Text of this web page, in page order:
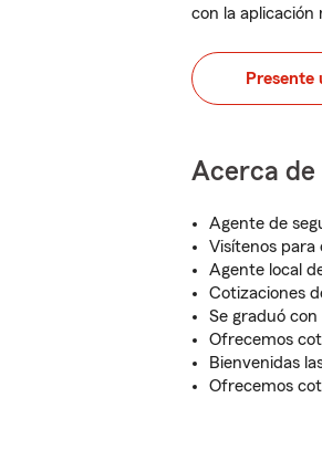
con la aplicación
Presente
Acerca de
Agente de
Visítenos para
Agente local
Cotizaciones
Se graduó
Ofrecemos
Bienvenidas
Ofrecemos